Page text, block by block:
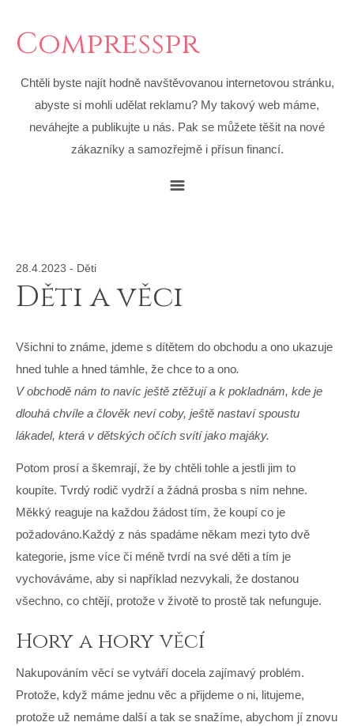
Compresspr
Chtěli byste najít hodně navštěvovanou internetovou stránku,
abyste si mohli udělat reklamu? My takový web máme,
neváhejte a publikujte u nás. Pak se můžete těšit na nové
zákazníky a samozřejmě i přísun financí.
28.4.2023 - Děti
Děti a věci
Všichni to známe, jdeme s dítětem do obchodu a ono ukazuje
hned tuhle a hned támhle, že chce to a ono.
V obchodě nám to navíc ještě ztěžují a k pokladnám, kde je
dlouhá chvíle a člověk neví coby, ještě nastaví spoustu
lákadel, která v dětských očích svítí jako majáky.
Potom prosí a škemrají, že by chtěli tohle a jestli jim to
koupíte. Tvrdý rodič vydrží a žádná prosba s ním nehne.
Měkký reaguje na každou žádost tím, že koupí co je
požadováno.Každý z nás spadáme někam mezi tyto dvě
kategorie, jsme více či méně tvrdí na své děti a tím je
vychováváme, aby si například nezvykali, že dostanou
všechno, co chtějí, protože v životě to prostě tak nefunguje.
Hory a hory věcí
Nakupováním věcí se vytváří docela zajímavý problém.
Protože, když máme jednu věc a přijdeme o ni, litujeme,
protože už nemáme další a tak se snažíme, abychom jí znovu